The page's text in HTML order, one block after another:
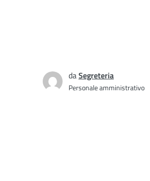
daSegreteria
Personale amministrativo